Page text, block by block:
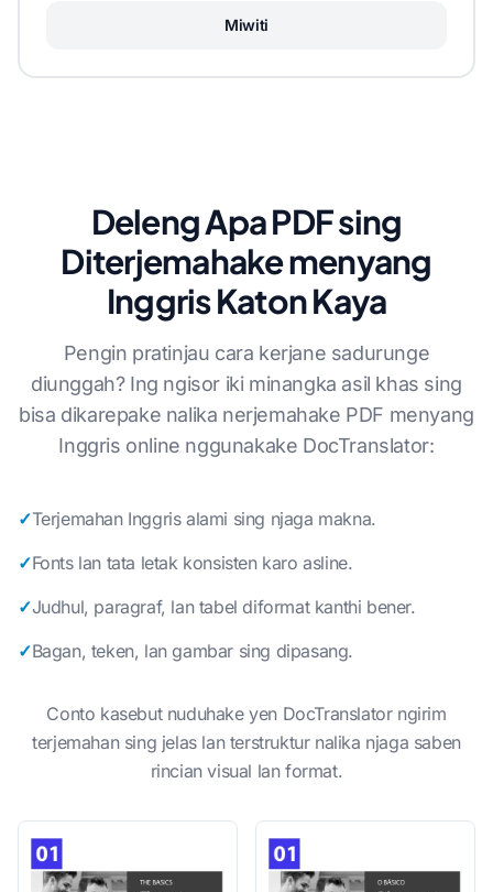
Miwiti
Deleng Apa PDF sing
Diterjemahake menyang
Inggris Katon Kaya
Pengin pratinjau cara kerjane sadurunge
diunggah? Ing ngisor iki minangka asil khas sing
bisa dikarepake nalika nerjemahake PDF menyang
Inggris online nggunakake DocTranslator:
✓Terjemahan Inggris alami sing njaga makna.
✓Fonts lan tata letak konsisten karo asline.
✓Judhul, paragraf, lan tabel diformat kanthi bener.
✓Bagan, teken, lan gambar sing dipasang.
Conto kasebut nuduhake yen DocTranslator ngirim
terjemahan sing jelas lan terstruktur nalika njaga saben
rincian visual lan format.